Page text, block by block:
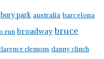
park australia barcelona
run broadway bruce
clemons danny clinch